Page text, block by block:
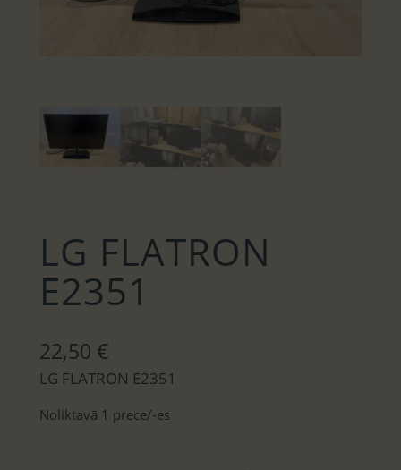
LG FLATRON
E2351
22,50 €
LG FLATRON E2351
Noliktavā 1 prece/-es